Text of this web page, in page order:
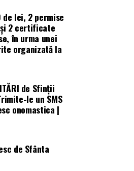
lei, 2 permise
2 certificate
în urma unei
organizată la
de Sfinții
le un SMS
onomastica |
de Sfânta